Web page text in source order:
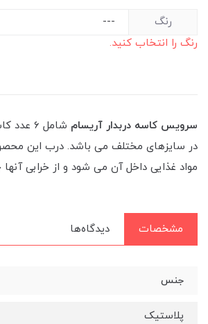
رنگ
رنگ را انتخاب کنید.
سرویس کاسه دربدار آریسام
شامل 6
در سایزهای مختلف می باشد. درب این
مواد غذایی داخل آن می شود و از خرابی آنها
مشخصات دیدگاه‌ها
جنس
پلاستیک